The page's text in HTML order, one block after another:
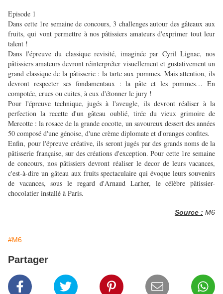
Episode 1
Dans cette 1re semaine de concours, 3 challenges autour des gâteaux aux
fruits, qui vont permettre à nos pâtissiers amateurs d'exprimer tout leur
talent !
Dans l'épreuve du classique revisité, imaginée par Cyril Lignac, nos
pâtissiers amateurs devront réinterpréter visuellement et gustativement un
grand classique de la pâtisserie : la tarte aux pommes. Mais attention, ils
devront respecter ses fondamentaux : la pâte et les pommes… En
compotée, crues ou cuites, à eux d'étonner le jury !
Pour l'épreuve technique, jugés à l'aveugle, ils devront réaliser à la
perfection la recette d'un gâteau oublié, tirée du vieux grimoire de
Mercotte : la rosace de la grande cocotte, un savoureux dessert des années
50 composé d'une génoise, d'une crème diplomate et d'oranges confites.
Enfin, pour l'épreuve créative, ils seront jugés par des grands noms de la
pâtisserie française, sur des créations d'exception. Pour cette 1re semaine
de concours, nos pâtissiers devront réaliser le decor de leurs vacances,
c'est-à-dire un gâteau aux fruits spectaculaire qui évoque leurs souvenirs
de vacances, sous le regard d'Arnaud Larher, le célèbre pâtissier-
chocolatier installé à Paris.
Source : M6
#M6
Partager